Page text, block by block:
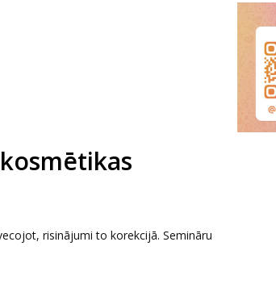
risinājumi to korekcijā. Semināru